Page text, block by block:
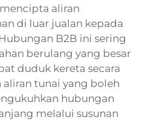
aliran
di luar jualan kepada
B2B ini sering
berulang yang besar
duduk kereta secara
aliran tunai yang boleh
hubungan
melalui susunan